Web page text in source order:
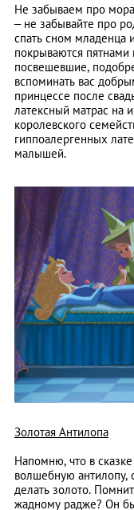
Не забываем про
– не забывайте про
спать сном младенца
покрываются пятнами
посвешевшие,
вспоминать вас
принцессе после
латексный матрас на
королевского
гиппоалергенных
малышей.
Золотая Антилопа
Напомню, что в
волшебную антилопу,
делать золото.
жадному радже? Он